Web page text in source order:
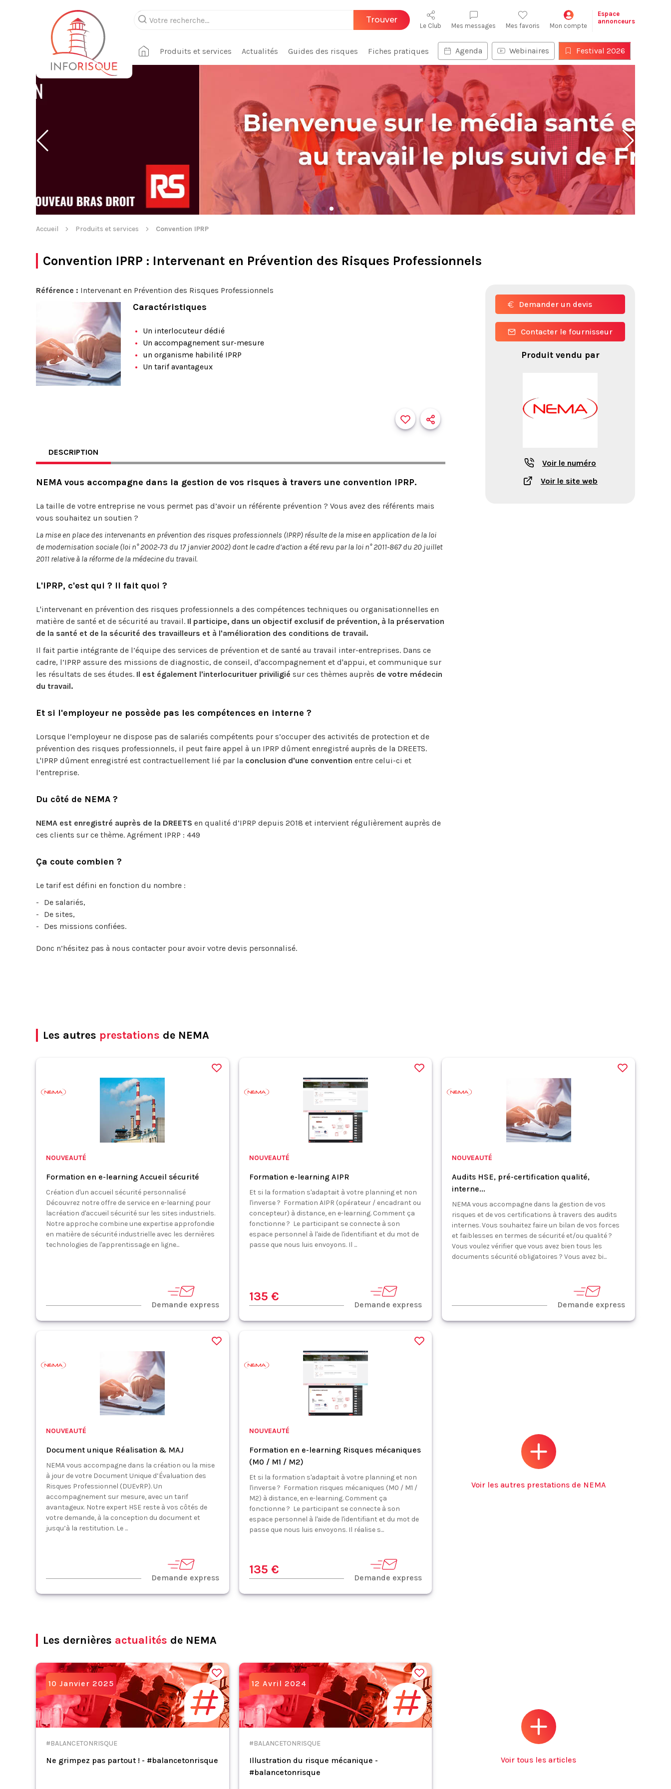
Trouver
Le Club Mes messages Mes favoris Mon compte
Espace
annonceurs
Produits et services Actualités Guides des risques Fiches pratiques Agenda Webinaires Festival 2026
Accueil Produits et services Convention IPRP
Convention IPRP : Intervenant en Prévention des Risques Professionnels
Référence : Intervenant en Prévention des Risques Professionnels
Caractéristiques
Un interlocuteur dédié
Un accompagnement sur-mesure
un organisme habilité IPRP
Un tarif avantageux
DESCRIPTION
NEMA vous accompagne dans la gestion de vos risques à travers une convention IPRP.
La taille de votre entreprise ne vous permet pas d’avoir un référente prévention ? Vous avez des référents mais
vous souhaitez un soutien ?
La mise en place des intervenants en prévention des risques professionnels (IPRP) résulte de la mise en application de la loi
de modernisation sociale (loi n° 2002-73 du 17 janvier 2002) dont le cadre d’action a été revu par la loi n° 2011-867 du 20 juillet
2011 relative à la réforme de la médecine du travail.
L'IPRP, c'est qui ? Il fait quoi ?
L'intervenant en prévention des risques professionnels a des compétences techniques ou organisationnelles en
matière de santé et de sécurité au travail. Il participe, dans un objectif exclusif de prévention, à la préservation
de la santé et de la sécurité des travailleurs et à l'amélioration des conditions de travail.
Il fait partie intégrante de l’équipe des services de prévention et de santé au travail inter-entreprises. Dans ce
cadre, l’IPRP assure des missions de diagnostic, de conseil, d'accompagnement et d'appui, et communique sur
les résultats de ses études. Il est également l'interlocurituer priviligié sur ces thèmes auprès de votre médecin
du travail.
Et si l'employeur ne possède pas les compétences en interne ?
Lorsque l’employeur ne dispose pas de salariés compétents pour s’occuper des activités de protection et de
prévention des risques professionnels, il peut faire appel à un IPRP dûment enregistré auprès de la DREETS.
L'IPRP dûment enregistré est contractuellement lié par la conclusion d'une convention entre celui-ci et
l’entreprise.
Du côté de NEMA ?
NEMA est enregistré auprès de la DREETS en qualité d’IPRP depuis 2018 et intervient régulièrement auprès de
ces clients sur ce thème. Agrément IPRP : 449
Ça coute combien ?
Le tarif est défini en fonction du nombre :
De salariés,
De sites,
Des missions confiées.
Donc n’hésitez pas à nous contacter pour avoir votre devis personnalisé.
Demander un devis
Contacter le fournisseur
Produit vendu par
Voir le numéro
Voir le site web
Les autres prestations de NEMA
NOUVEAUTÉ
Formation en e-learning Accueil sécurité
Création d'un accueil sécurité personnalisé
Découvrez notre offre de service en e-learning pour
lacréation d'accueil sécurité sur les sites industriels.
Notre approche combine une expertise approfondie
en matière de sécurité industrielle avec les dernières
technologies de l'apprentissage en ligne...
Demande express
NOUVEAUTÉ
Formation e-learning AIPR
Et si la formation s'adaptait à votre planning et non
l'inverse ? Formation AIPR (opérateur / encadrant ou
concepteur) à distance, en e-learning. Comment ça
fonctionne ? Le participant se connecte à son
espace personnel à l'aide de l'identifiant et du mot de
passe que nous luis envoyons. Il ...
135 €
Demande express
NOUVEAUTÉ
Audits HSE, pré-certification qualité,
interne...
NEMA vous accompagne dans la gestion de vos
risques et de vos certifications à travers des audits
internes. Vous souhaitez faire un bilan de vos forces
et faiblesses en termes de sécurité et/ou qualité ?
Vous voulez vérifier que vous avez bien tous les
documents sécurité obligatoires ? Vous avez bi...
Demande express
NOUVEAUTÉ
Document unique Réalisation & MAJ
NEMA vous accompagne dans la création ou la mise
à jour de votre Document Unique d’Évaluation des
Risques Professionnel (DUEvRP). Un
accompagnement sur mesure, avec un tarif
avantageux. Notre expert HSE reste à vos côtés de
votre demande, à la conception du document et
jusqu’à la restitution. Le ...
Demande express
NOUVEAUTÉ
Formation en e-learning Risques mécaniques
(M0 / M1 / M2)
Et si la formation s'adaptait à votre planning et non
l'inverse ? Formation risques mécaniques (M0 / M1 /
M2) à distance, en e-learning. Comment ça
fonctionne ? Le participant se connecte à son
espace personnel à l'aide de l'identifiant et du mot de
passe que nous luis envoyons. Il réalise s...
135 €
Demande express
Voir les autres prestations de NEMA
Les dernières actualités de NEMA
10 Janvier 2025
#BALANCETONRISQUE
Ne grimpez pas partout ! - #balancetonrisque
12 Avril 2024
#BALANCETONRISQUE
Illustration du risque mécanique -
#balancetonrisque
Voir tous les articles